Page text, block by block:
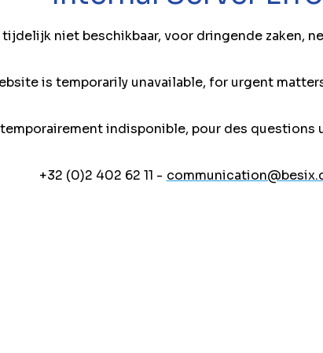
niet beschikbaar, voor dringende zaken,
is temporarily unavailable, for urgent
indisponible, pour des questions
+32 (0)2 402 62 11 -